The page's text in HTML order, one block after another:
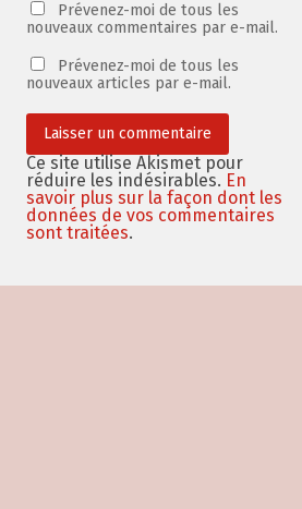
Prévenez-moi de tous les
nouveaux commentaires par e-mail.
Prévenez-moi de tous les
nouveaux articles par e-mail.
Ce site utilise Akismet pour
réduire les indésirables. En
savoir plus sur la façon dont les
données de vos commentaires
sont traitées.